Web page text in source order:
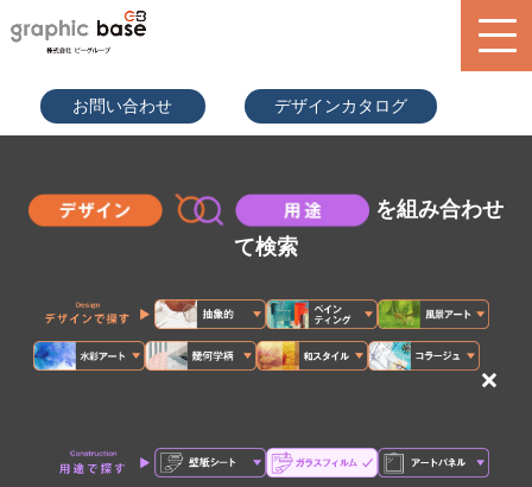
お問い合わせ デザインカタログ
design library
service
search
を組み合わせ
て検索
×